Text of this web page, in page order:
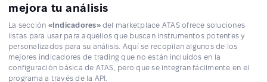
mejora tu análisis
La sección «Indicadores»del marketplace ATAS ofrece soluciones
listas para usar para aquellos que buscan instrumentos potentes y
personalizados para su análisis. Aquí se recopilan algunos de los
mejores indicadores de trading que no están incluidos en la
configuración básica de ATAS, pero que se integran fácilmente en el
programa a través de la API.